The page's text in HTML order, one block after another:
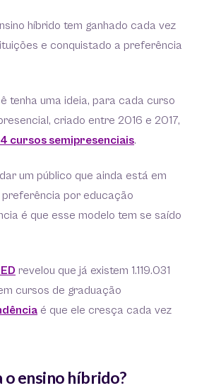
híbrido tem ganhado cada vez
e conquistado a preferência
tenha uma ideia, para cada curso
criado entre 2016 e 2017,
cursos semipresenciais.
um público que ainda está em
preferência por educação
é que esse modelo tem se saído
revelou que já existem 1.119.031
cursos de graduação
é que ele cresça cada vez
o ensino híbrido?